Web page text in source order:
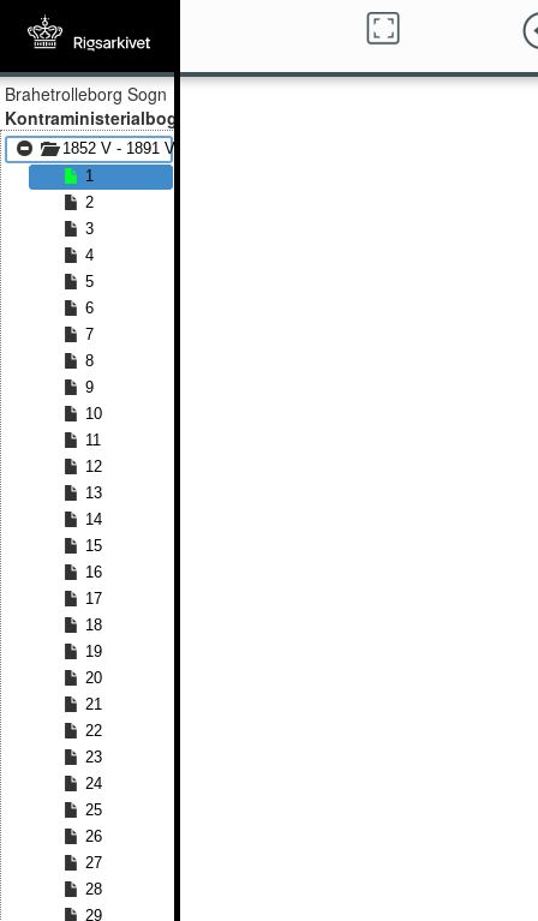
Brahetrolleborg Sogn
Kontraministerialbog
1852 V - 1891 V
1
2
3
4
5
6
7
8
9
10
11
12
13
14
15
16
17
18
19
20
21
22
23
24
25
26
27
28
29